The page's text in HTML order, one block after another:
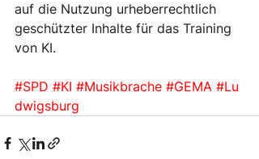
auf die Nutzung urheberrechtlich
geschützter Inhalte für das Training
von KI.
#SPD #KI #Musikbrache #GEMA #Lu
dwigsburg